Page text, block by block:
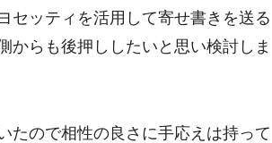
セッティを活用して寄せ書きを送る
からも後押ししたいと思い検討しま
たので相性の良さに手応えは持って